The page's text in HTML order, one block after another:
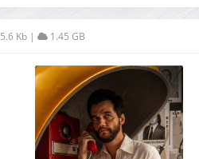
Kb| 1.45 GB